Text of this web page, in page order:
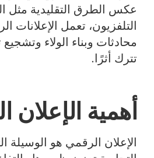
عكس الطرق التقليدية مثل
التلفزيون، تعمل الإعلانات
محادثات وبناء الولاء
تترك أثرًا.
أهمية الإعلان
الإعلان الرقمي هو الوسيلة